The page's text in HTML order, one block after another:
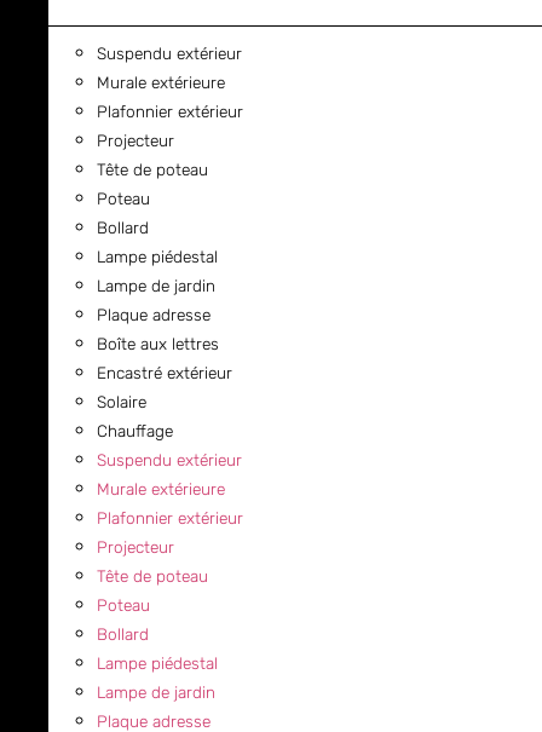
Suspendu extérieur
Murale extérieure
Plafonnier extérieur
Projecteur
Tête de poteau
Poteau
Bollard
Lampe piédestal
Lampe de jardin
Plaque adresse
Boîte aux lettres
Encastré extérieur
Solaire
Chauffage
Suspendu extérieur
Murale extérieure
Plafonnier extérieur
Projecteur
Tête de poteau
Poteau
Bollard
Lampe piédestal
Lampe de jardin
Plaque adresse